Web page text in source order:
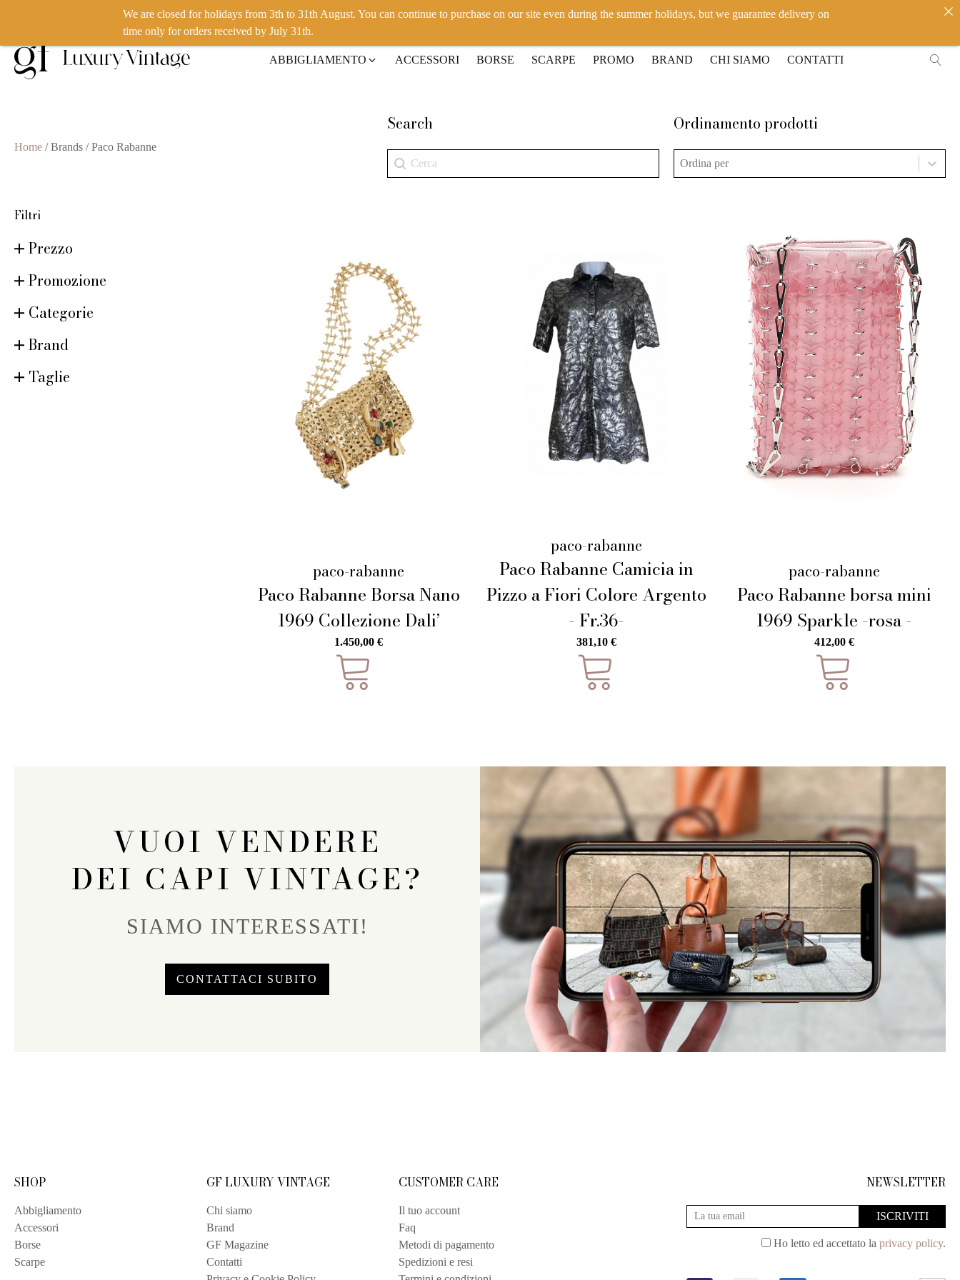
VUOI VENDERE UN PRODOTTO? CLICCA QUI
ABBIGLIAMENTO ACCESSORI BORSE SCARPE PROMO BRAND CHI SIAMO CONTATTI
Home / Brands / Paco Rabanne
Search
Search
Search
Ordinamento prodotti
Ordinamento prodotti
Ordinamento prodotti
Ordinamento prodotti
Filtri
Prezzo
Promozione
Categorie
Brand
Taglie
paco-rabanne
Paco Rabanne Borsa Nano
1969 Collezione Dali’
1.450,00€
paco-rabanne
Paco Rabanne Camicia in
Pizzo a Fiori Colore Argento
- Fr.36-
381,10 €
paco-rabanne
Paco Rabanne borsa mini
1969 Sparkle -rosa -
412,00 €
VUOI VENDERE
DEI CAPI VINTAGE?
SIAMO INTERESSATI!
CONTATTACI SUBITO
SHOP
Abbigliamento
Accessori
Borse
Scarpe
GF LUXURY VINTAGE
Chi siamo
Brand
GF Magazine
Contatti
CUSTOMER CARE
Il tuo account
Faq
Metodi di pagamento
Spedizioni e resi
NEWSLETTER
Ho letto ed accettato la privacy policy.
We are closed for holidays from 3th to 31th August. You can continue to purchase on our site even during the summer holidays, but we guarantee delivery on
time only for orders received by July 31th.